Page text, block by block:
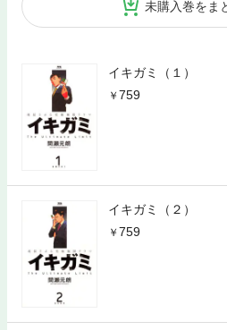
未購入巻をま
イキガミ（１）
759
イキガミ（２）
759